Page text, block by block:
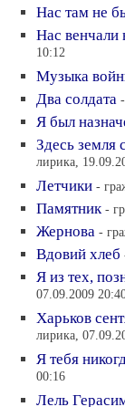
Нас там не
Нас венчали
10:12
Музыка
Два солдата
Я был
Здесь земля
лирика,
Летчики -
Памятник -
Жернова -
Вдовий хлеб
Я из тех,
07.09.2009
Харьков
лирика,
Я тебя
00:16
Лель